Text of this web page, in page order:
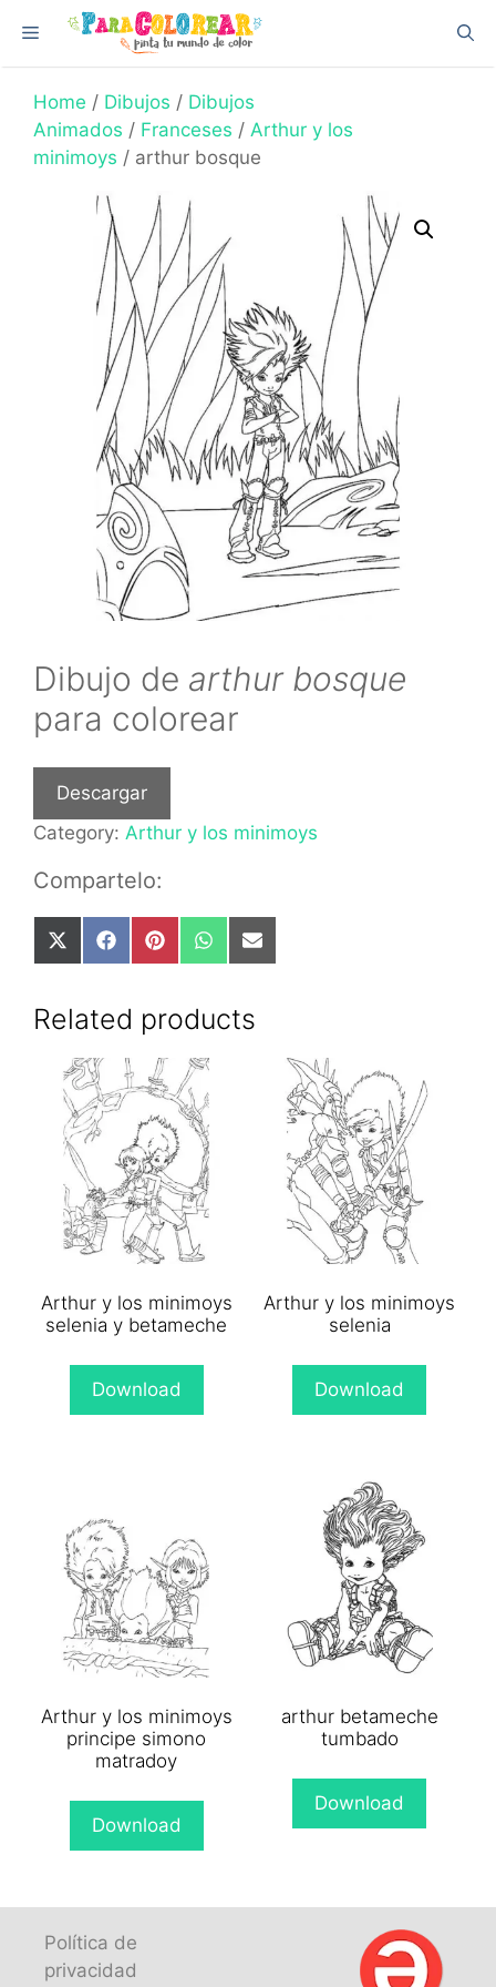
content
Menu
Home / Dibujos / Dibujos
Animados / Franceses / Arthur y los
minimoys / arthur bosque
Dibujo de arthur bosque
para colorear
Descargar
Category: Arthur y los minimoys
Compartelo:
Share
on
(Twitter)
Share
on
Share
on
Share
on
Share
on
Related products
Arthur y los minimoys
selenia y betameche
Download
Arthur y los minimoys
selenia
Download
Arthur y los minimoys
principe simono
matradoy
Download
arthur betameche
tumbado
Download
Política de
privacidad